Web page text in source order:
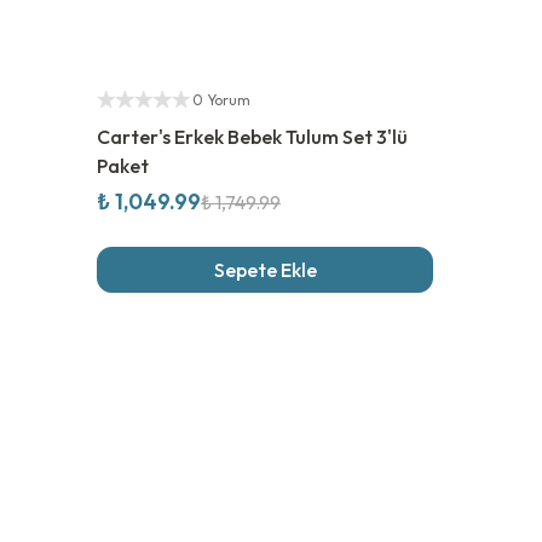
Yetkili Satıcı
0 Yorum
Carter's Erkek Bebek Tulum Set 3'lü
Paket
₺ 1,049.99₺ 1,749.99
Sepete Ekle
Son